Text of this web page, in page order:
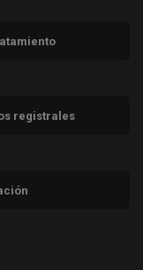
registrales